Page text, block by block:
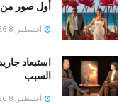
أول صور من
أغسطس 8, 2026
السبب
أغسطس 8, 2026